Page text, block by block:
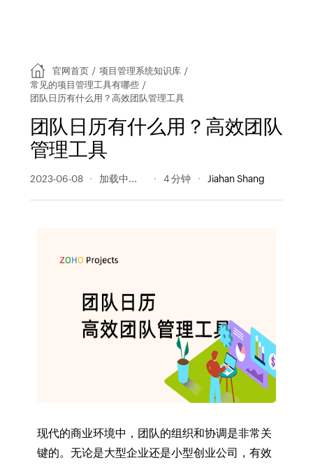
官网首页 / 项目管理系统知识库 /
常见的项目管理工具有哪些 /
团队日历有什么用？高效团队管理工具
团队日历有什么用？高效团队
管理工具
2023-06-08 641 阅读量 4 分钟 Jiahan Shang
现代的商业环境中，团队的组织和协调是非常关
键的。无论是大型企业还是小型创业公司，有效